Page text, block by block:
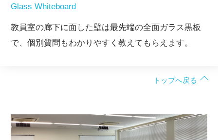
Glass Whiteboard
教員室の廊下に面した壁は最先端の全面ガラス黒板
で、個別質問もわかりやすく教えてもらえます。
トップへ戻る